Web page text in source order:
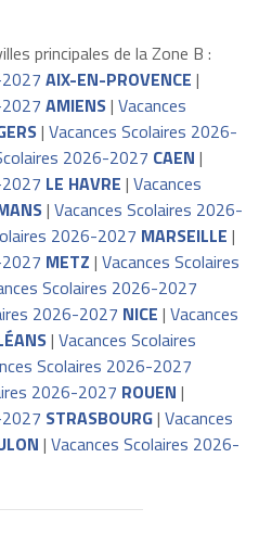
principales de la Zone B :
AIX-EN-PROVENCE |
AMIENS| Vacances
| Vacances Scolaires 2026-
2026-2027 CAEN |
LE HAVRE | Vacances
| Vacances Scolaires 2026-
2026-2027 MARSEILLE |
METZ | Vacances Scolaires
Scolaires 2026-2027
2026-2027 NICE | Vacances
| Vacances Scolaires
Scolaires 2026-2027
2026-2027 ROUEN |
STRASBOURG| Vacances
| Vacances Scolaires 2026-